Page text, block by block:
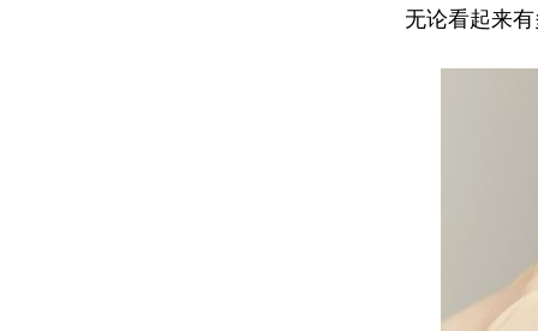
无论看起来